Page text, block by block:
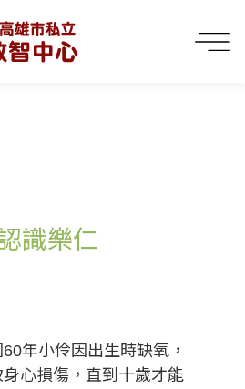
識樂仁
60年小伶因出生時缺氧，
身心損傷，直到十歲才能